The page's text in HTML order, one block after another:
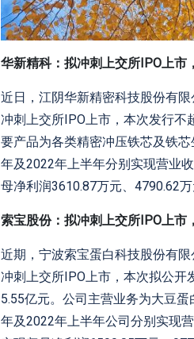
华新精科：拟冲刺上交所IPO上市
近日，江阴华新精密科技股份有
冲刺上交所IPO上市，本次发行不
要产品为各类精密冲压铁芯及铁
年及2022年上半年分别实现营业
母净利润3610.87万元、4790.62
索宝股份：拟冲刺上交所IPO上市
近期，宁波索宝蛋白科技股份有
冲刺上交所IPO上市，本次拟公开
5.55亿元。公司主营业务为大豆
年及2022年上半年公司分别实现